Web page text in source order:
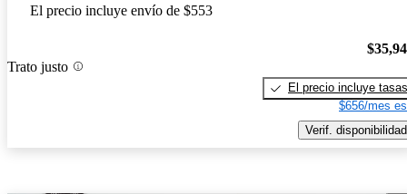
El precio incluye envío de $553
Trato justo
El precio incluye tasas
$656/mes
Verif. disponibilidad